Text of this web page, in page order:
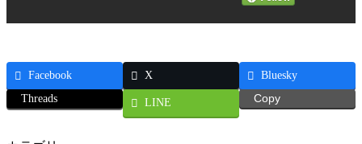
Facebook X
Bluesky
Threads
LINE Copy